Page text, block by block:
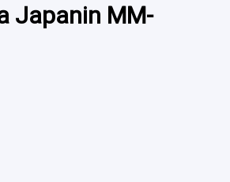
Japanin MM-